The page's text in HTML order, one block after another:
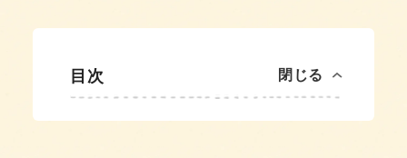
目次 閉じる